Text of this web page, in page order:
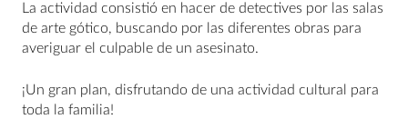
La actividad consistió en hacer de detectives por las salas
de arte gótico, buscando por las diferentes obras para
averiguar el culpable de un asesinato.
¡Un gran plan, disfrutando de una actividad cultural para
toda la familia!